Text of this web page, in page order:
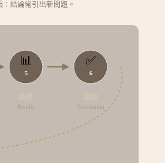
結論常引出新問題。
📊
5
Results
✅
6
Conclusion